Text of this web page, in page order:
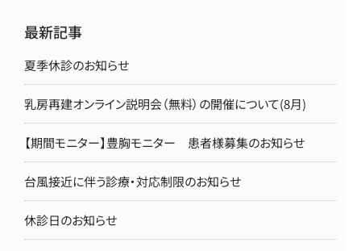
最新記事
夏季休診のお知らせ
乳房再建オンライン説明会（無料）の開催について(8月)
【期間モニター】豊胸モニター 患者様募集のお知らせ
台風接近に伴う診療・対応制限のお知らせ
休診日のお知らせ